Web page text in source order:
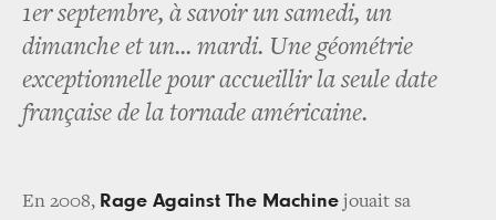
1er septembre, à savoir un samedi, un
dimanche et un... mardi. Une géométrie
exceptionnelle pour accueillir la seule date
française de la tornade américaine.
En 2008, Rage Against The Machine jouait sa